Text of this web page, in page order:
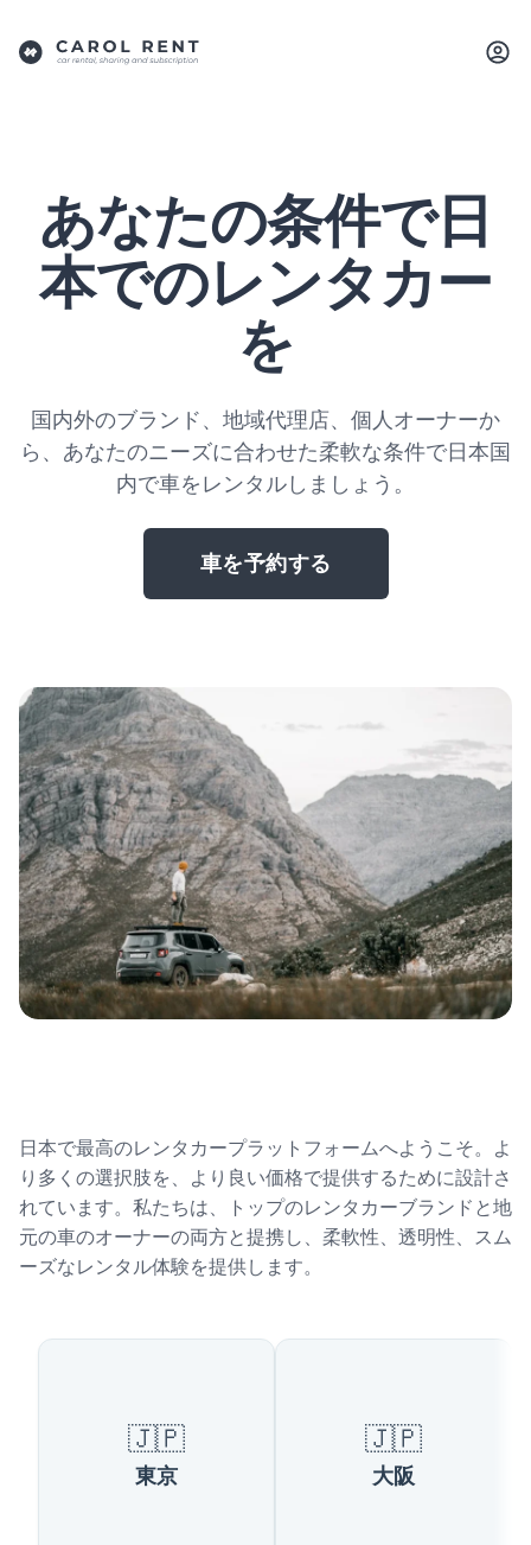
あなたの条件で日
本でのレンタカー
を
国内外のブランド、地域代理店、個人オーナーか
ら、あなたのニーズに合わせた柔軟な条件で日本国
内で車をレンタルしましょう。
車を予約する
日本で最高のレンタカープラットフォームへようこそ。よ
り多くの選択肢を、より良い価格で提供するために設計さ
れています。私たちは、トップのレンタカーブランドと地
元の車のオーナーの両方と提携し、柔軟性、透明性、スム
ーズなレンタル体験を提供します。
日本の人気都市
🇯🇵
東京
🇯🇵
大阪